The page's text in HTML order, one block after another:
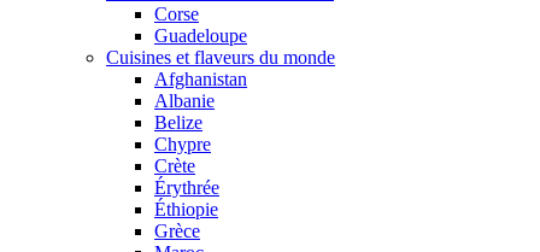
Corse
Guadeloupe
Cuisines et flaveurs du monde
Afghanistan
Albanie
Belize
Chypre
Crète
Érythrée
Éthiopie
Grèce